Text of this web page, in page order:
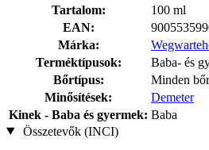
Tartalom:
100 ml
EAN:
Márka:
Terméktípusok:
Baba- és
Bőrtípus:
Minden
Minősítések:
Demeter
Kinek - Baba és gyermek: Baba
Összetevők (INCI)